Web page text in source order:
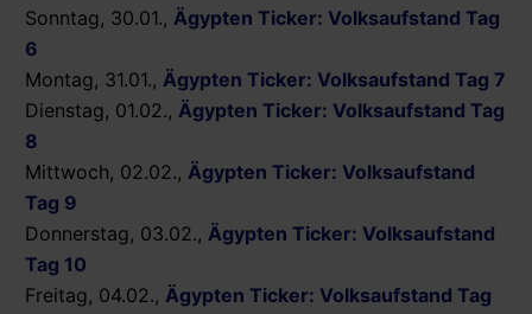
Sonntag, 30.01., Ägypten Ticker: Volksaufstand Tag
6
Montag, 31.01., Ägypten Ticker: Volksaufstand Tag 7
Dienstag, 01.02., Ägypten Ticker: Volksaufstand Tag
8
Mittwoch, 02.02., Ägypten Ticker: Volksaufstand
Tag 9
Donnerstag, 03.02., Ägypten Ticker: Volksaufstand
Tag 10
Freitag, 04.02., Ägypten Ticker: Volksaufstand Tag